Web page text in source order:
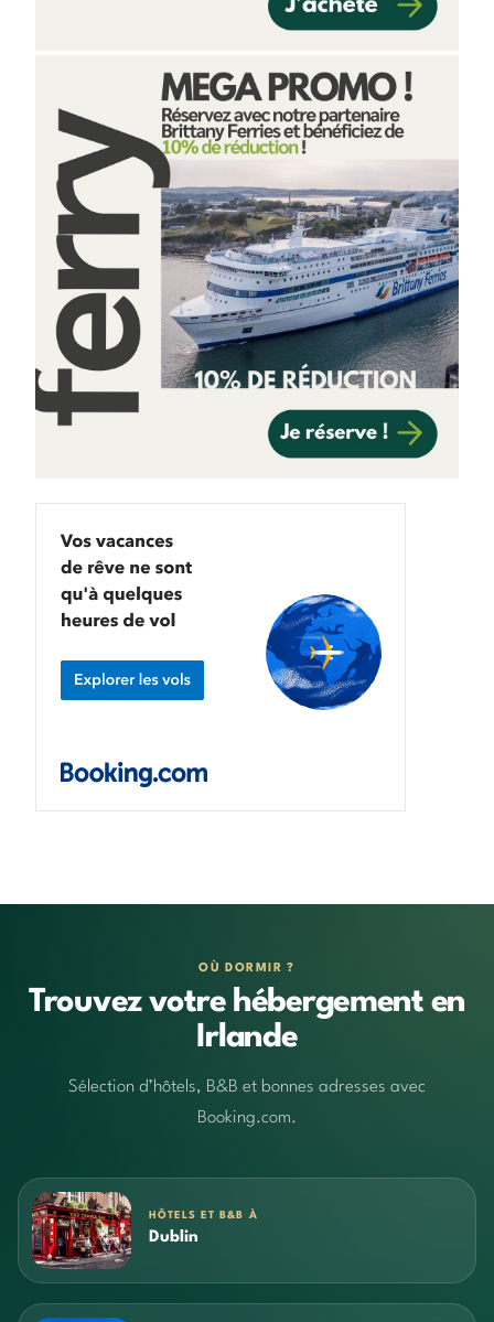
OÙ DORMIR ?
Trouvez votre hébergement en
Irlande
Sélection d’hôtels, B&B et bonnes adresses avec
Booking.com.
HÔTELS ET B&B À
Dublin